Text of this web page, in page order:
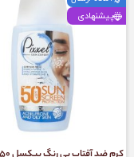
پیشنهادی